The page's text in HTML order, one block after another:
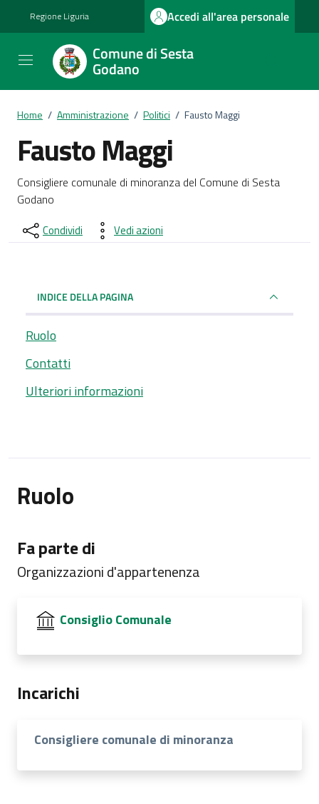
Regione Liguria Accedi all'area personale
Comune di Sesta
Godano
Home / Amministrazione / Politici / Fausto Maggi
Fausto Maggi
Dettagli del documento
Consigliere comunale di minoranza del Comune di Sesta
Godano
Condividi Vedi azioni
INDICE DELLA PAGINA
Ruolo
Contatti
Ulteriori informazioni
Ruolo
Fa parte di
Organizzazioni d'appartenenza
Consiglio Comunale
Incarichi
Consigliere comunale di minoranza